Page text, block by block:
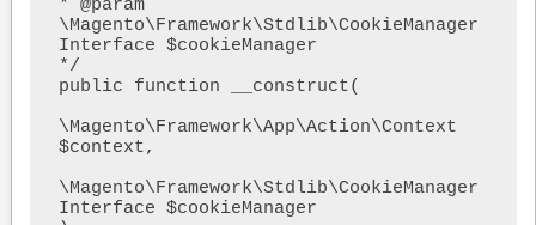
* @param
\Magento\Framework\Stdlib\CookieManager
Interface $cookieManager
*/
public function __construct(
\Magento\Framework\App\Action\Context
$context,
\Magento\Framework\Stdlib\CookieManager
Interface $cookieManager